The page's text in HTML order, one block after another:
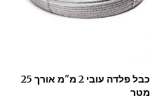
כבל פלדה עובי 2 מ"מ אורך 25
מטר